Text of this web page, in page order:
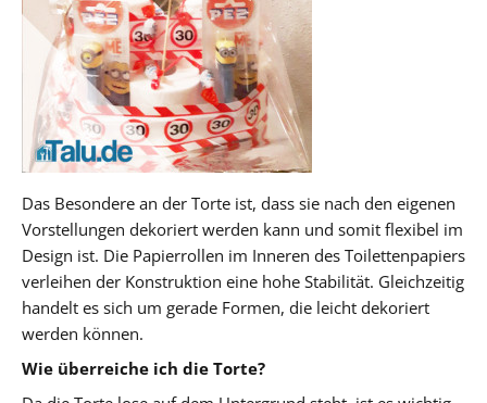
Das Besondere an der Torte ist, dass sie nach den eigenen
Vorstellungen dekoriert werden kann und somit flexibel im
Design ist. Die Papierrollen im Inneren des Toilettenpapiers
verleihen der Konstruktion eine hohe Stabilität. Gleichzeitig
handelt es sich um gerade Formen, die leicht dekoriert
werden können.
Wie überreiche ich die Torte?